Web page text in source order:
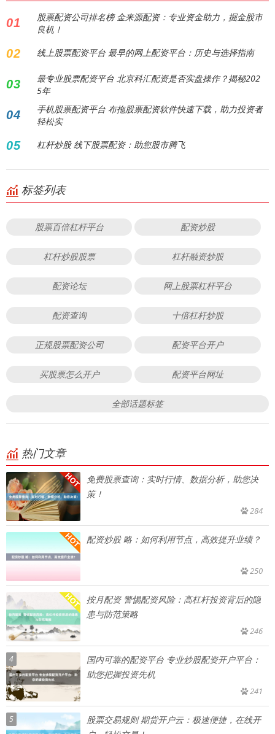
01
股票配资公司排名榜 金来源配资：专业资金助力，掘金股市
良机！
02 线上股票配资平台 最早的网上配资平台：历史与选择指南
03
最专业股票配资平台 北京科汇配资是否实盘操作？揭秘202
5年
04
手机股票配资平台 布拖股票配资软件快速下载，助力投资者
轻松实
05 杠杆炒股 线下股票配资：助您股市腾飞
标签列表
股票百倍杠杆平台 配资炒股
杠杆炒股股票 杠杆融资炒股
配资论坛 网上股票杠杆平台
配资查询 十倍杠杆炒股
正规股票配资公司 配资平台开户
买股票怎么开户 配资平台网址
全部话题标签
热门文章
免费股票查询：实时行情、数据分析，助您决
策！
284
配资炒股 略：如何利用节点，高效提升业绩？
250
按月配资 警惕配资风险：高杠杆投资背后的隐
患与防范策略
246
4
国内可靠的配资平台 专业炒股配资开户平台：
助您把握投资先机
241
5
股票交易规则 期货开户云：极速便捷，在线开